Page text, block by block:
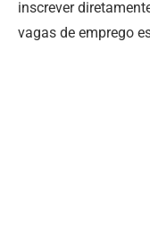
inscrever
vagas de emprego